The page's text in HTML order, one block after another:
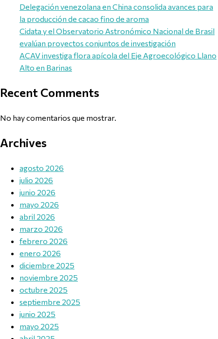
Delegación venezolana en China consolida avances para
la producción de cacao fino de aroma
Cidata y el Observatorio Astronómico Nacional de Brasil
evalúan proyectos conjuntos de investigación
ACAV investiga flora apícola del Eje Agroecológico Llano
Alto en Barinas
Recent Comments
No hay comentarios que mostrar.
Archives
agosto 2026
julio 2026
junio 2026
mayo 2026
abril 2026
marzo 2026
febrero 2026
enero 2026
diciembre 2025
noviembre 2025
octubre 2025
septiembre 2025
junio 2025
mayo 2025